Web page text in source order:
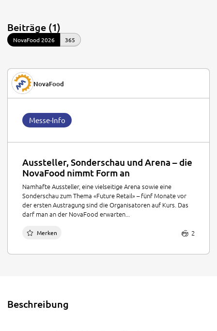
Beiträge (1)
NovaFood 2026 365
NovaFood
Messe-Info
Aussteller, Sonderschau und Arena – die
NovaFood nimmt Form an
Namhafte Aussteller, eine vielseitige Arena sowie eine
Sonderschau zum Thema «Future Retail» – fünf Monate vor
der ersten Austragung sind die Organisatoren auf Kurs. Das
darf man an der NovaFood erwarten...
Merken 2
Beschreibung